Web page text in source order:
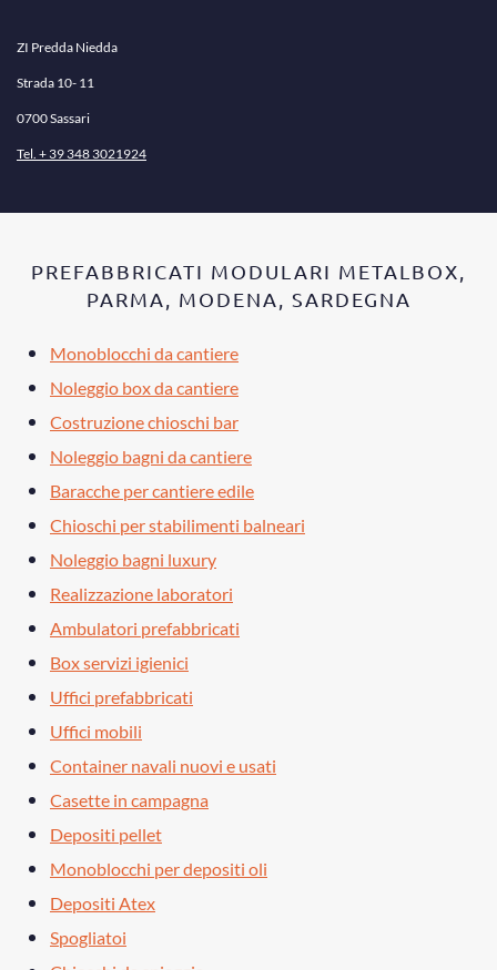
ZI Predda Niedda
Strada 10- 11
0700 Sassari
Tel. + 39 348 3021924
PREFABBRICATI MODULARI METALBOX,
PARMA, MODENA, SARDEGNA
Monoblocchi da cantiere
Noleggio box da cantiere
Costruzione chioschi bar
Noleggio bagni da cantiere
Baracche per cantiere edile
Chioschi per stabilimenti balneari
Noleggio bagni luxury
Realizzazione laboratori
Ambulatori prefabbricati
Box servizi igienici
Uffici prefabbricati
Uffici mobili
Container navali nuovi e usati
Casette in campagna
Depositi pellet
Monoblocchi per depositi oli
Depositi Atex
Spogliatoi